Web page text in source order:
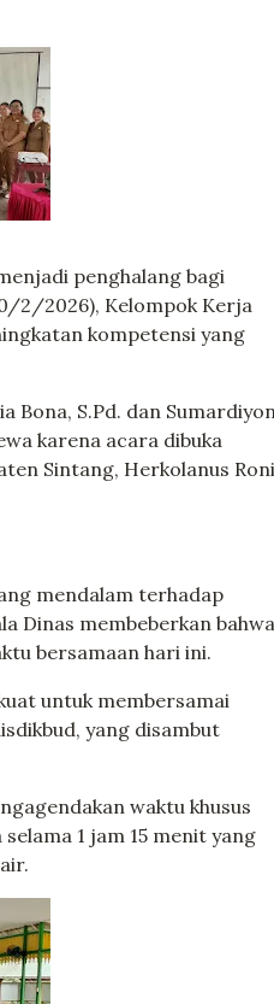
penghalang bagi
2/2026), Kelompok Kerja
kompetensi yang
Bona, S.Pd. dan
karena acara dibuka
Sintang, Herkolanus
mendalam terhadap
Dinas membeberkan bahwa
bersamaan hari ini.
untuk membersamai
yang disambut
waktu khusus
1 jam 15 menit yang